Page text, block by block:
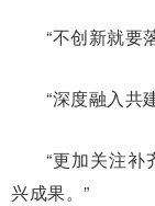
“不创新就要
“深度融入共
“更加关注
兴成果。”